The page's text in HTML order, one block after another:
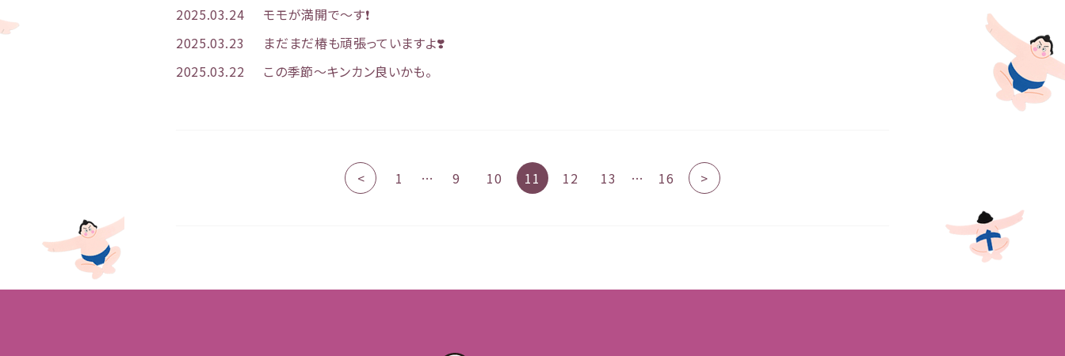
2025.03.24
モモが満開で〜す❗️
2025.03.23
まだまだ椿も頑張っていますよ❣️
2025.03.22
この季節〜キンカン良いかも。
1 …
< 9 10 11 12 13 >
… 16